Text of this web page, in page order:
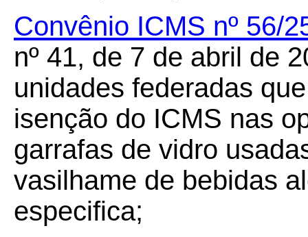
Convênio ICMS nº 56/
nº 41, de 7 de abril de
unidades federadas
isenção do ICMS nas
garrafas de vidro
vasilhame de bebidas
especifica;